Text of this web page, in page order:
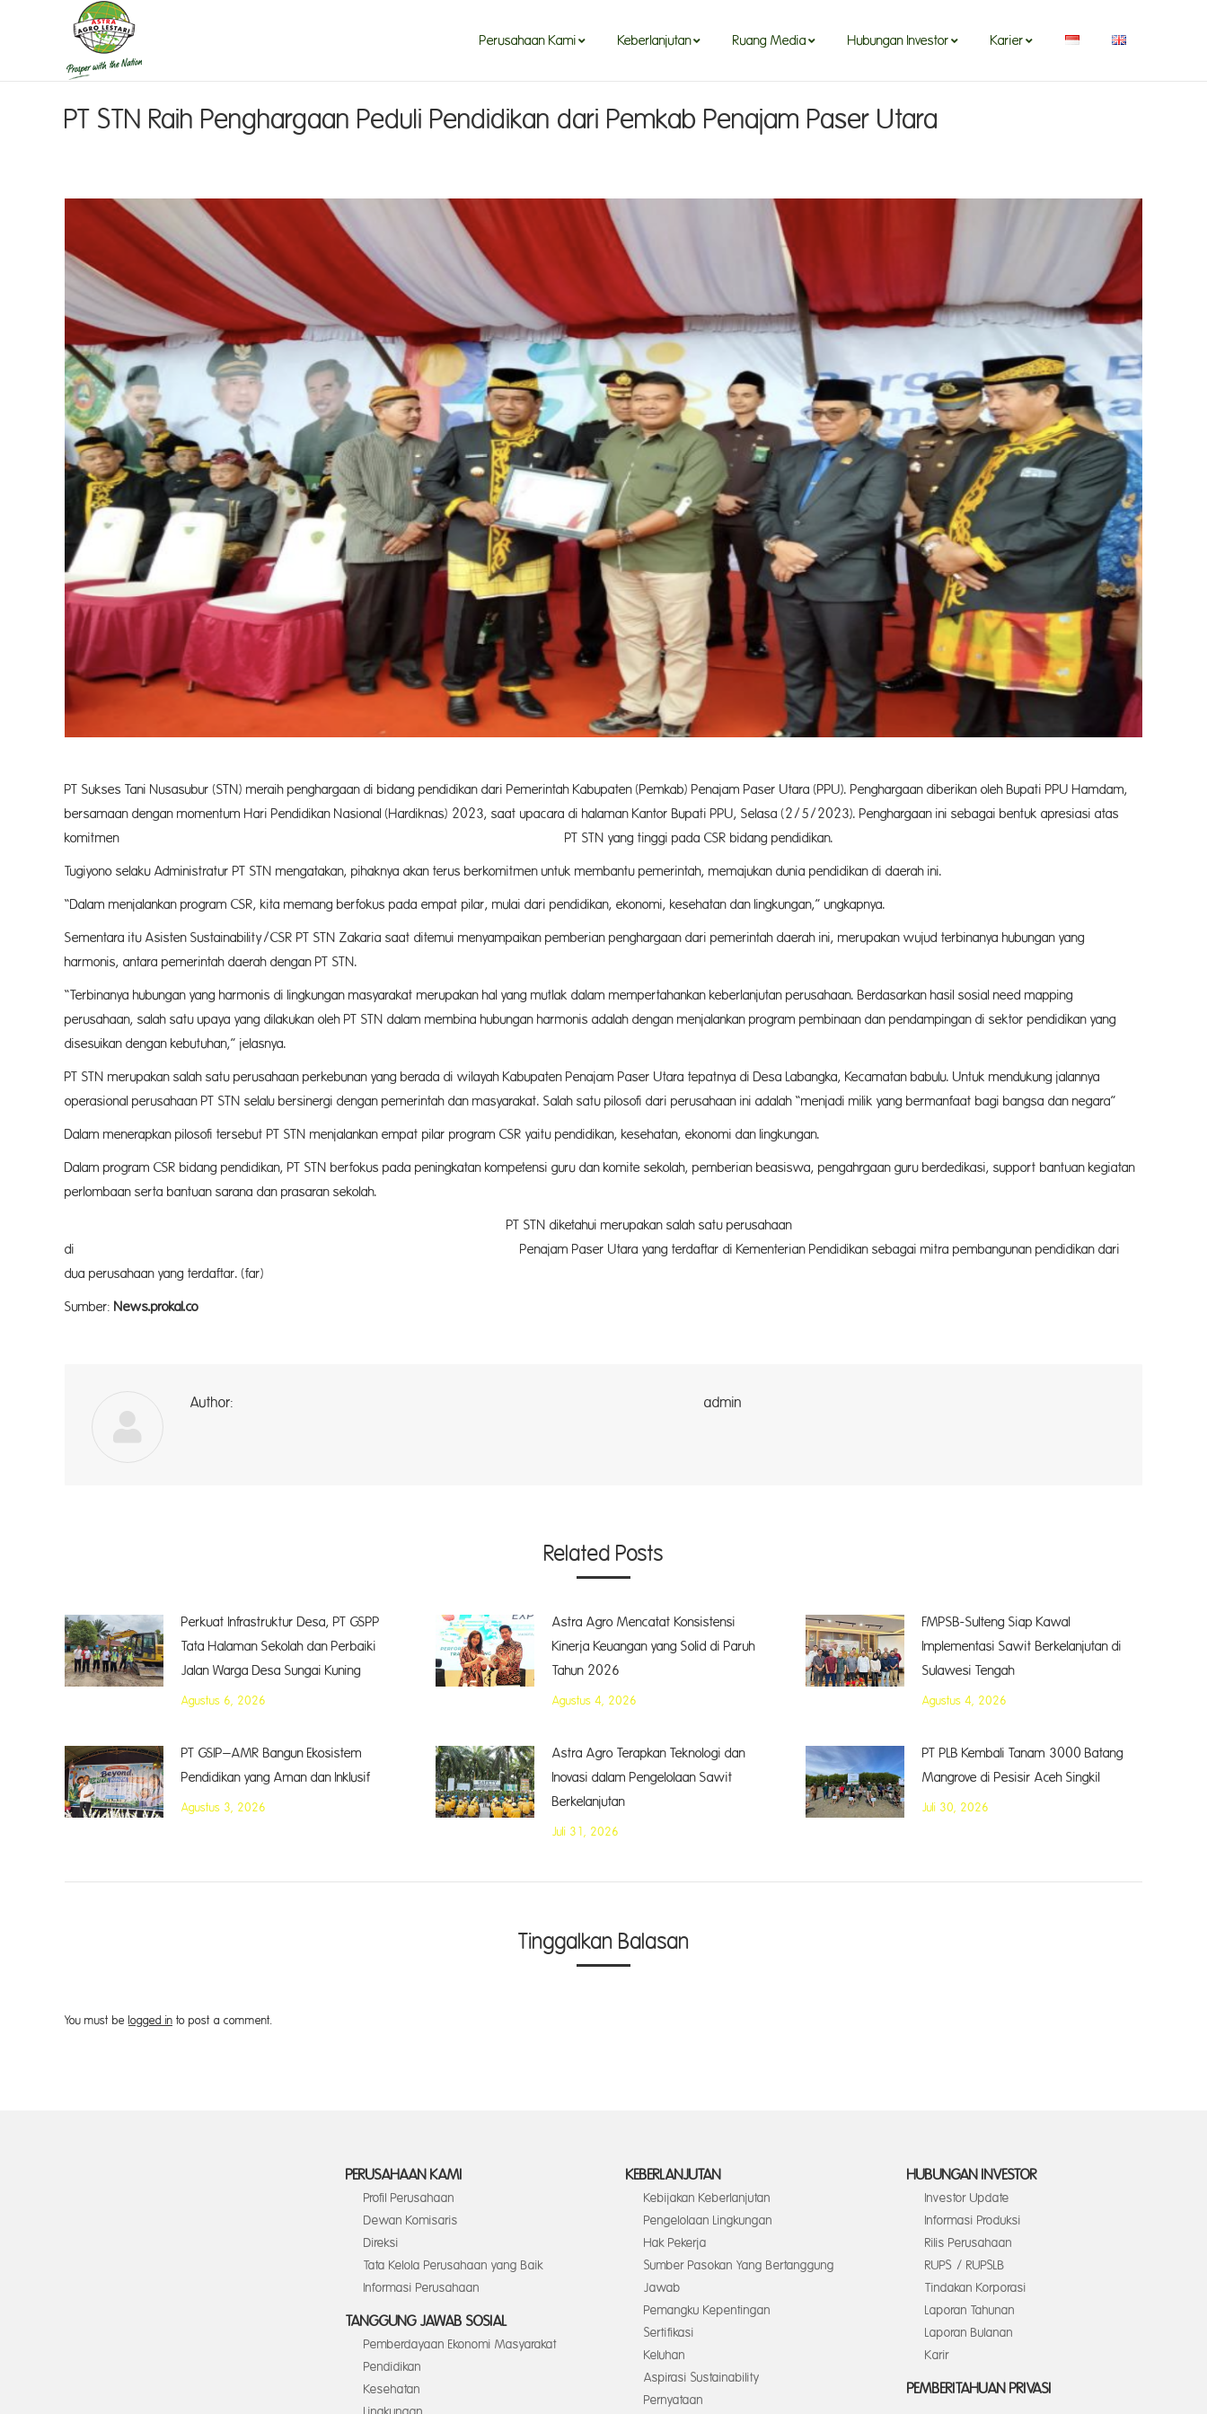
Perusahaan Kami Keberlanjutan Ruang Media Hubungan Investor Karier
PT STN Raih Penghargaan Peduli Pendidikan dari Pemkab Penajam Paser Utara
PT Sukses Tani Nusasubur (STN) meraih penghargaan di bidang pendidikan dari Pemerintah Kabupaten (Pemkab) Penajam Paser Utara (PPU). Penghargaan diberikan oleh Bupati PPU Hamdam,
bersamaan dengan momentum Hari Pendidikan Nasional (Hardiknas) 2023, saat upacara di halaman Kantor Bupati PPU, Selasa (2/5/2023). Penghargaan ini sebagai bentuk apresiasi atas
komitmen PT STN yang tinggi pada CSR bidang pendidikan.
Tugiyono selaku Administratur PT STN mengatakan, pihaknya akan terus berkomitmen untuk membantu pemerintah, memajukan dunia pendidikan di daerah ini.
“Dalam menjalankan program CSR, kita memang berfokus pada empat pilar, mulai dari pendidikan, ekonomi, kesehatan dan lingkungan,” ungkapnya.
Sementara itu Asisten Sustainability/CSR PT STN Zakaria saat ditemui menyampaikan pemberian penghargaan dari pemerintah daerah ini, merupakan wujud terbinanya hubungan yang
harmonis, antara pemerintah daerah dengan PT STN.
“Terbinanya hubungan yang harmonis di lingkungan masyarakat merupakan hal yang mutlak dalam mempertahankan keberlanjutan perusahaan. Berdasarkan hasil sosial need mapping
perusahaan, salah satu upaya yang dilakukan oleh PT STN dalam membina hubungan harmonis adalah dengan menjalankan program pembinaan dan pendampingan di sektor pendidikan yang
disesuikan dengan kebutuhan,” jelasnya.
PT STN merupakan salah satu perusahaan perkebunan yang berada di wilayah Kabupaten Penajam Paser Utara tepatnya di Desa Labangka, Kecamatan babulu. Untuk mendukung jalannya
operasional perusahaan PT STN selalu bersinergi dengan pemerintah dan masyarakat. Salah satu pilosofi dari perusahaan ini adalah “menjadi milik yang bermanfaat bagi bangsa dan negara”
Dalam menerapkan pilosofi tersebut PT STN menjalankan empat pilar program CSR yaitu pendidikan, kesehatan, ekonomi dan lingkungan.
Dalam program CSR bidang pendidikan, PT STN berfokus pada peningkatan kompetensi guru dan komite sekolah, pemberian beasiswa, pengahrgaan guru berdedikasi, support bantuan kegiatan
perlombaan serta bantuan sarana dan prasaran sekolah.
PT STN diketahui merupakan salah satu perusahaan
di Penajam Paser Utara yang terdaftar di Kementerian Pendidikan sebagai mitra pembangunan pendidikan dari
dua perusahaan yang terdaftar. (far)
Sumber: News.prokal.co
Author: admin
Related Posts
Perkuat Infrastruktur Desa, PT GSPP
Tata Halaman Sekolah dan Perbaiki
Jalan Warga Desa Sungai Kuning
Agustus 6, 2026
Astra Agro Mencatat Konsistensi
Kinerja Keuangan yang Solid di Paruh
Tahun 2026
Agustus 4, 2026
FMPSB-Sulteng Siap Kawal
Implementasi Sawit Berkelanjutan di
Sulawesi Tengah
Agustus 4, 2026
PT GSIP–AMR Bangun Ekosistem
Pendidikan yang Aman dan Inklusif
Agustus 3, 2026
Astra Agro Terapkan Teknologi dan
Inovasi dalam Pengelolaan Sawit
Berkelanjutan
Juli 31, 2026
PT PLB Kembali Tanam 3000 Batang
Mangrove di Pesisir Aceh Singkil
Juli 30, 2026
Tinggalkan Balasan
You must be logged in to post a comment.
PERUSAHAAN KAMI
Profil Perusahaan
Dewan Komisaris
Direksi
Tata Kelola Perusahaan yang Baik
Informasi Perusahaan
TANGGUNG JAWAB SOSIAL
Pemberdayaan Ekonomi Masyarakat
Pendidikan
Kesehatan
KEBERLANJUTAN
Kebijakan Keberlanjutan
Pengelolaan Lingkungan
Hak Pekerja
Sumber Pasokan Yang Bertanggung
Jawab
Pemangku Kepentingan
Sertifikasi
Keluhan
Aspirasi Sustainability
Pernyataan
HUBUNGAN INVESTOR
Investor Update
Informasi Produksi
Rilis Perusahaan
RUPS / RUPSLB
Tindakan Korporasi
Laporan Tahunan
Laporan Bulanan
Karir
PEMBERITAHUAN PRIVASI